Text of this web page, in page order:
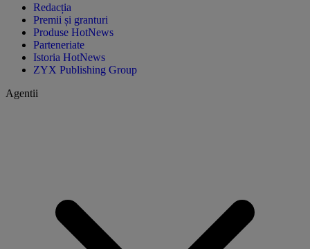
Redacția
Premii și granturi
Produse HotNews
Parteneriate
Istoria HotNews
ZYX Publishing Group
Agentii